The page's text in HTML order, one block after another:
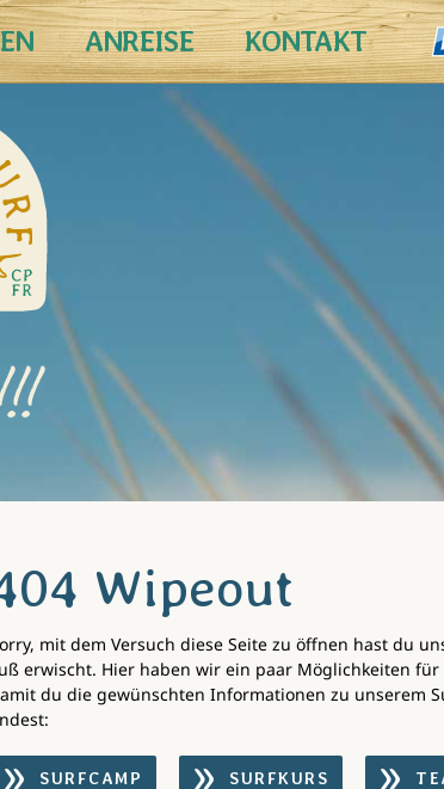
ANREISE KONTAKT
Wipeout
mit dem Versuch diese Seite zu öffnen hast du
erwischt. Hier haben wir ein paar Möglichkeiten
du die gewünschten Informationen zu unserem
SURFCAMP SURFKURS